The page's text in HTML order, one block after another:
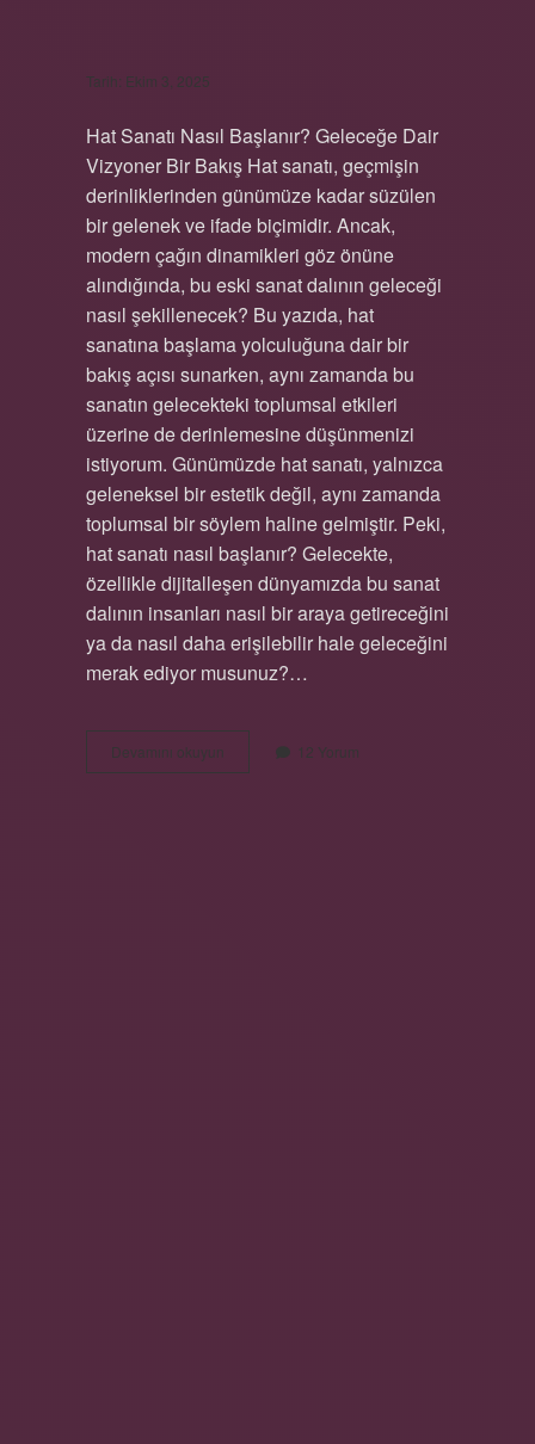
Tarih: Ekim 3, 2025
Hat Sanatı Nasıl Başlanır? Geleceğe Dair
Vizyoner Bir Bakış Hat sanatı, geçmişin
derinliklerinden günümüze kadar süzülen
bir gelenek ve ifade biçimidir. Ancak,
modern çağın dinamikleri göz önüne
alındığında, bu eski sanat dalının geleceği
nasıl şekillenecek? Bu yazıda, hat
sanatına başlama yolculuğuna dair bir
bakış açısı sunarken, aynı zamanda bu
sanatın gelecekteki toplumsal etkileri
üzerine de derinlemesine düşünmenizi
istiyorum. Günümüzde hat sanatı, yalnızca
geleneksel bir estetik değil, aynı zamanda
toplumsal bir söylem haline gelmiştir. Peki,
hat sanatı nasıl başlanır? Gelecekte,
özellikle dijitalleşen dünyamızda bu sanat
dalının insanları nasıl bir araya getireceğini
ya da nasıl daha erişilebilir hale geleceğini
merak ediyor musunuz?…
Devamını okuyunHat
sanatı
12 Yorum